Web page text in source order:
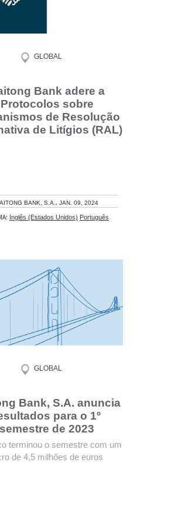
GLOBAL
Bank adere a
Protocolos sobre
de Resolução
de Litígios (RAL)
BANK, S.A. , JAN. 09, 2024
Inglês (Estados Unidos) Português
GLOBAL
Bank, S.A. anuncia
para o 1º
semestre de 2023
terminou o semestre com um
de 4,5 milhões de euros